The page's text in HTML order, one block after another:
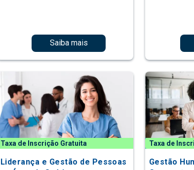
Saiba mais
Taxa de Inscrição Gratuita
Liderança e Gestão de Pessoas
Taxa de
Gestão